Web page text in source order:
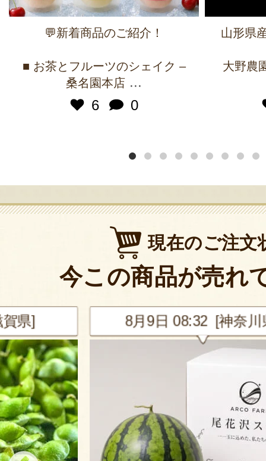
💬新着商品のご紹介！
■ お茶とフルーツのシェイク –
桑名園本店 ...
6
0
山形県
大野農
現在のご注文
今この商品が売れ
県] 8月9日 08:32 [神奈川